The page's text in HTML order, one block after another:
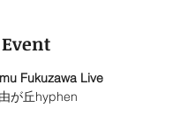
Fukuzawa Live
が丘hyphen